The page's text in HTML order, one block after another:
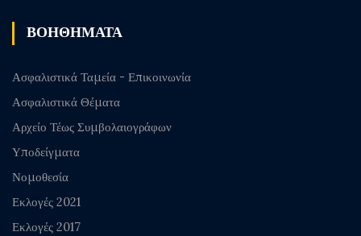
ΒΟΗΘΗΜΑΤΑ
Ασφαλιστικά Ταμεία - Επικοινωνία
Ασφαλιστικά Θέματα
Αρχείο Τέως Συμβολαιογράφων
Υποδείγματα
Νομοθεσία
Εκλογές 2021
Εκλογές 2017